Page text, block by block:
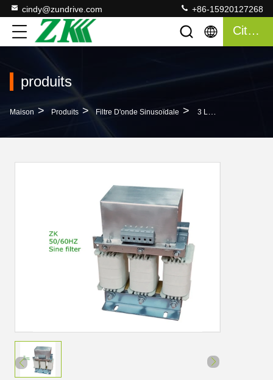
cindy@zundrive.com +86-15920127268
Citation
produits
Maison > Produits > Filtre D'onde Sinusoïdale > 3 Le Filtre D'onde Sinusoïdale De La Phase 440V Pour La Bobine Toroïdale 0.15mH D'inverseur A Évalué L'inductance